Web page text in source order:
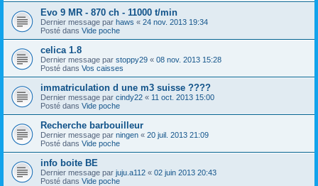
Evo 9 MR - 870 ch - 11000 t/min
Dernier message par haws « 24 nov. 2013 19:34
Posté dans Vide poche
celica 1.8
Dernier message par stoppy29 « 08 nov. 2013 15:28
Posté dans Vos caisses
immatriculation d une m3 suisse ????
Dernier message par cindy22 « 11 oct. 2013 15:00
Posté dans Vide poche
Recherche barbouilleur
Dernier message par ningen « 20 juil. 2013 21:09
Posté dans Vide poche
info boite BE
Dernier message par juju.a112 « 02 juin 2013 20:43
Posté dans Vide poche